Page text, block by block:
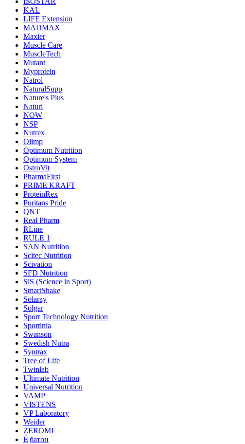
KAL
LIFE Extension
MADMAX
Maxler
Muscle Care
MuscleTech
Mutant
Myprotein
Natrol
NaturalSupp
Nature's Plus
Naturi
NOW
NSP
Nutrex
Olimp
Optimum Nutrition
Optimum System
OstroVit
PharmaFirst
PRIME KRAFT
ProteinRex
Puritans Pride
QNT
Real Pharm
RLine
RULE 1
SAN Nutrition
Scitec Nutrition
Scivation
SFD Nutrition
SiS (Science in Sport)
SmartShake
Solaray
Solgar
Sport Technology Nutrition
Sportinia
Swanson
Swedish Nutra
Syntrax
Tree of Life
Twinlab
Ultimate Nutrition
Universal Nutrition
VAMP
VISTENS
VP Laboratory
Weider
ZEROMI
Ё|батон